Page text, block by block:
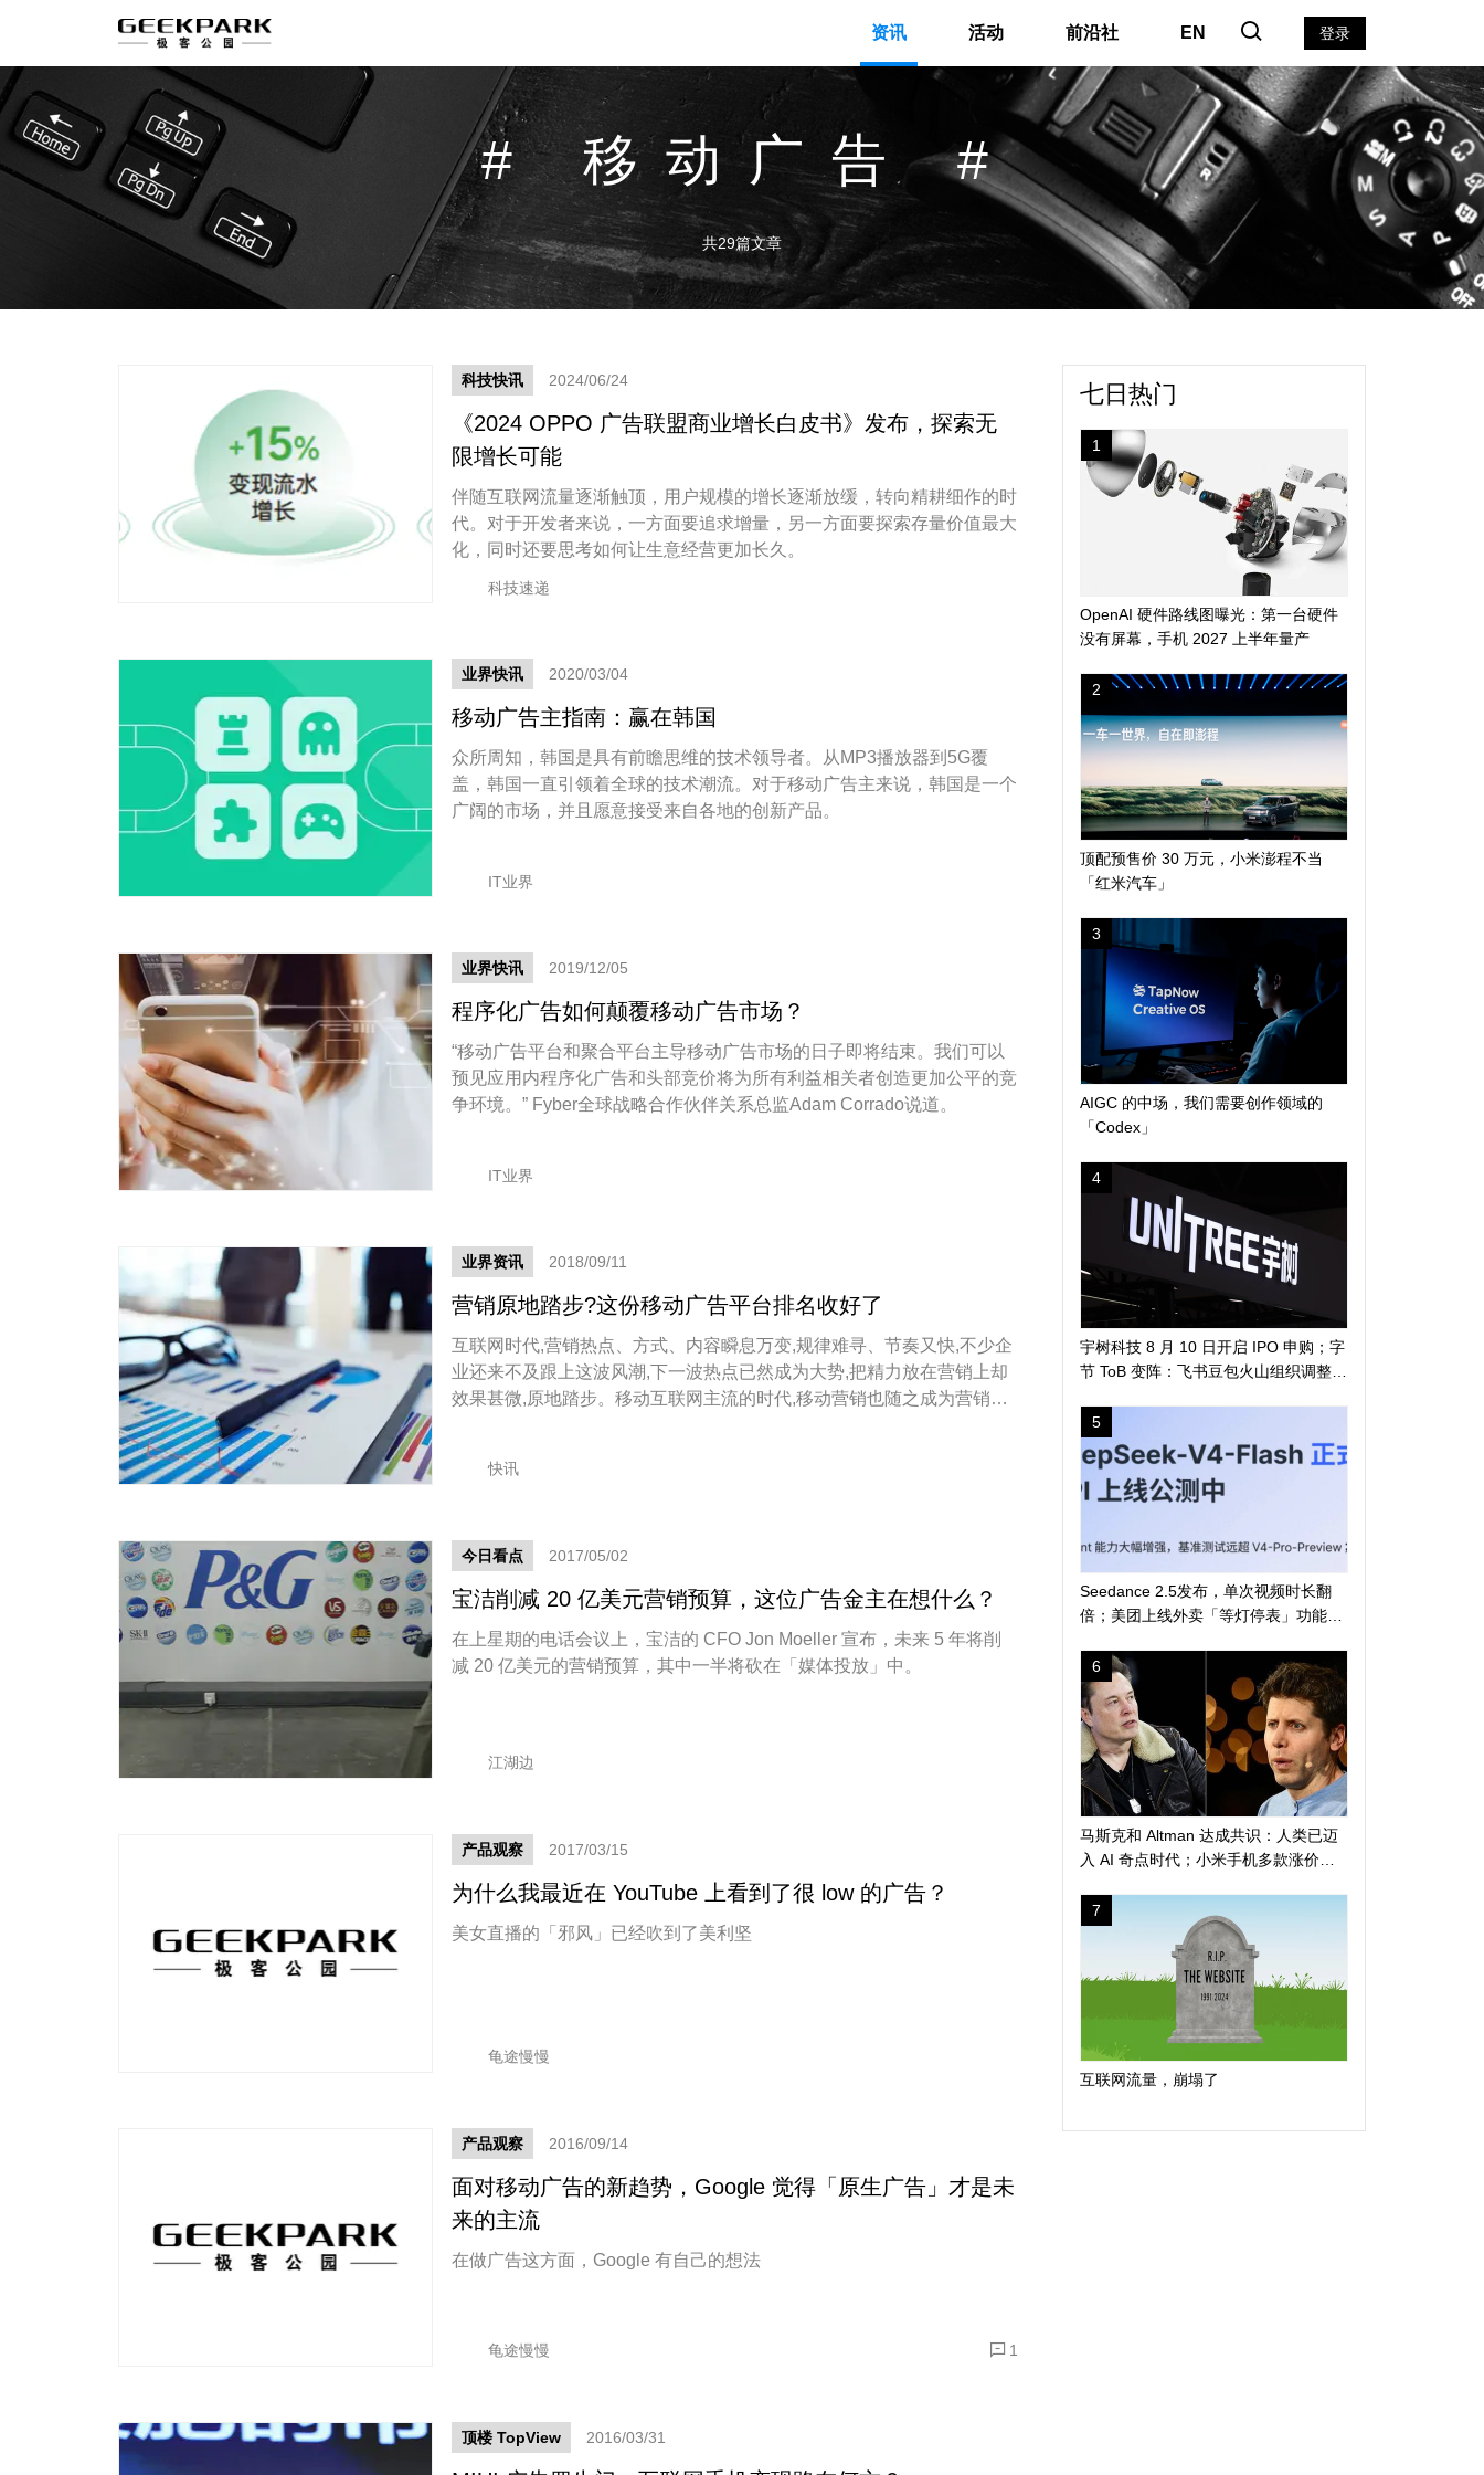
资讯 活动 前沿社 EN 登录
# 移动广告 #
共29篇文章
科技快讯 2024/06/24
《2024 OPPO 广告联盟商业增长白皮书》发布，探索无
限增长可能
伴随互联网流量逐渐触顶，用户规模的增长逐渐放缓，转向精耕细作的时
代。对于开发者来说，一方面要追求增量，另一方面要探索存量价值最大
化，同时还要思考如何让生意经营更加长久。
科技速递
业界快讯 2020/03/04
移动广告主指南：赢在韩国
众所周知，韩国是具有前瞻思维的技术领导者。从MP3播放器到5G覆
盖，韩国一直引领着全球的技术潮流。对于移动广告主来说，韩国是一个
广阔的市场，并且愿意接受来自各地的创新产品。
IT业界
业界快讯 2019/12/05
程序化广告如何颠覆移动广告市场？
“移动广告平台和聚合平台主导移动广告市场的日子即将结束。我们可以
预见应用内程序化广告和头部竞价将为所有利益相关者创造更加公平的竞
争环境。” Fyber全球战略合作伙伴关系总监Adam Corrado说道。
IT业界
业界资讯 2018/09/11
营销原地踏步?这份移动广告平台排名收好了
互联网时代,营销热点、方式、内容瞬息万变,规律难寻、节奏又快,不少企
业还来不及跟上这波风潮,下一波热点已然成为大势,把精力放在营销上却
效果甚微,原地踏步。移动互联网主流的时代,移动营销也随之成为营销主
快讯
今日看点 2017/05/02
宝洁削减 20 亿美元营销预算，这位广告金主在想什么？
在上星期的电话会议上，宝洁的 CFO Jon Moeller 宣布，未来 5 年将削
减 20 亿美元的营销预算，其中一半将砍在「媒体投放」中。
江湖边
产品观察 2017/03/15
为什么我最近在 YouTube 上看到了很 low 的广告？
美女直播的「邪风」已经吹到了美利坚
龟途慢慢
产品观察 2016/09/14
面对移动广告的新趋势，Google 觉得「原生广告」才是未
来的主流
在做广告这方面，Google 有自己的想法
龟途慢慢 1
顶楼 TopView 2016/03/31
七日热门
1
OpenAI 硬件路线图曝光：第一台硬件
没有屏幕，手机 2027 上半年量产
2
顶配预售价 30 万元，小米澎程不当
「红米汽车」
3
AIGC 的中场，我们需要创作领域的
「Codex」
4
宇树科技 8 月 10 日开启 IPO 申购；字
节 ToB 变阵：飞书豆包火山组织调整；
知道
5
Seedance 2.5发布，单次视频时长翻
倍；美团上线外卖「等灯停表」功能；
6
马斯克和 Altman 达成共识：人类已迈
入 AI 奇点时代；小米手机多款涨价
致产品延期发布
7
互联网流量，崩塌了